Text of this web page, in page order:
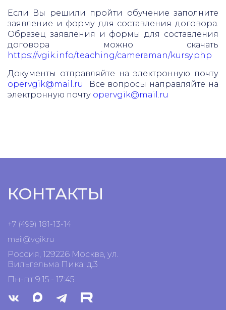
Если Вы решили пройти обучение заполните
заявление и форму для составления договора.
Образец заявления и формы для составления
договора можно скачать
https://vgik.info/teaching/cameraman/kursy.php
Документы отправляйте на электронную почту
opervgik@mail.ru
Все вопросы направляйте на
электронную почту opervgik@mail.ru
КОНТАКТЫ
+7 (499) 181-13-14
mail@vgik.ru
Россия, 129226 Москва, ул.
Вильгельма Пика, д.3
Пн-пт 9:15 - 17:45